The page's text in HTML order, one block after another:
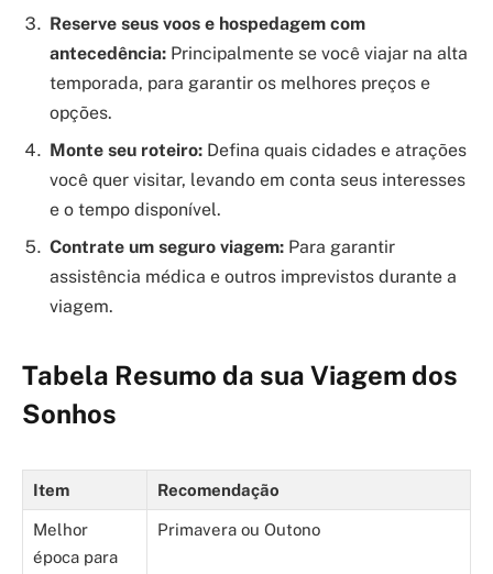
Reserve seus voos e hospedagem com
antecedência: Principalmente se você viajar na alta
temporada, para garantir os melhores preços e
opções.
Monte seu roteiro: Defina quais cidades e atrações
você quer visitar, levando em conta seus interesses
e o tempo disponível.
Contrate um seguro viagem: Para garantir
assistência médica e outros imprevistos durante a
viagem.
Tabela Resumo da sua Viagem dos
Sonhos
Item Recomendação
Melhor
época para
Primavera ou Outono